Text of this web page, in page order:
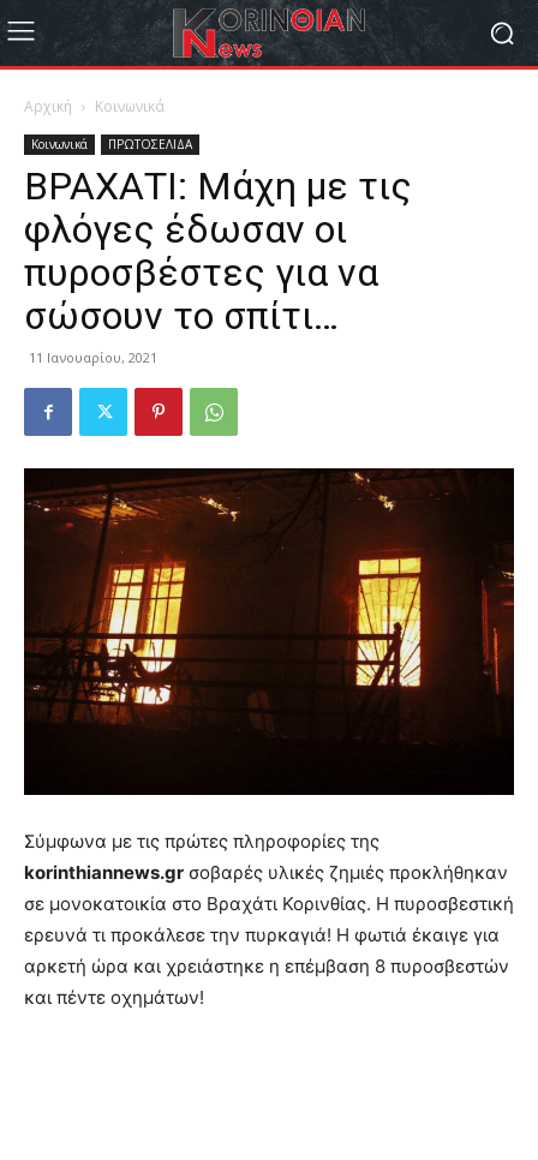
Αρχική Κοινωνικά
Κοινωνικά ΠΡΩΤΟΣΕΛΙΔΑ
ΒΡΑΧΑΤΙ: Μάχη με τις
φλόγες έδωσαν οι
πυροσβέστες για να
σώσουν το σπίτι…
11 Ιανουαρίου, 2021
Σύμφωνα με τις πρώτες πληροφορίες της
korinthiannews.gr σοβαρές υλικές ζημιές προκλήθηκαν
σε μονοκατοικία στο Βραχάτι Κορινθίας. Η πυροσβεστική
ερευνά τι προκάλεσε την πυρκαγιά! Η φωτιά έκαιγε για
αρκετή ώρα και χρειάστηκε η επέμβαση 8 πυροσβεστών
και πέντε οχημάτων!